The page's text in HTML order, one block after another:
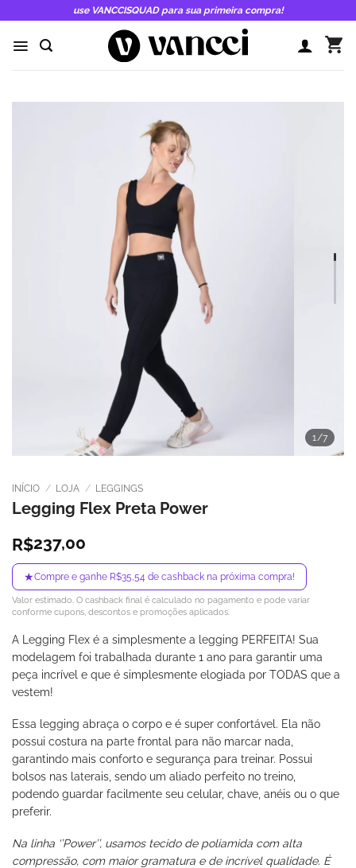
content
use VANCCISQUAD para sua primeira compra!
1 /7
INÍCIO / LOJA / LEGGINGS
Legging Flex Preta Power
R$237,00
★Compre e ganhe R$35,54 de cashback na próxima compra!
Valor estimado. O cashback final é calculado no pagamento e pode variar
conforme cupons, descontos e promoções aplicados.
A Legging Flex é a simplesmente a legging PERFEITA! Sua
modelagem foi trabalhada durante 1 ano para garantir uma
peça incrível e que é simplesmente elogiada por TODAS que a
vestem!
Essa legging abraça o corpo e é super confortável. Ela não
possui costura na parte frontal para não marcar nada,
garantindo mais conforto e segurança para treinar. Possui
bolsos nas laterais, sendo um aliado perfeito no treino,
podendo guardar facilmente seu celular, chave, anéis ou o que
preferir.
Na linha ‘’Power’’, usamos tecido de poliamida com alta
compressão, com maior gramatura e de incrível qualidade. É